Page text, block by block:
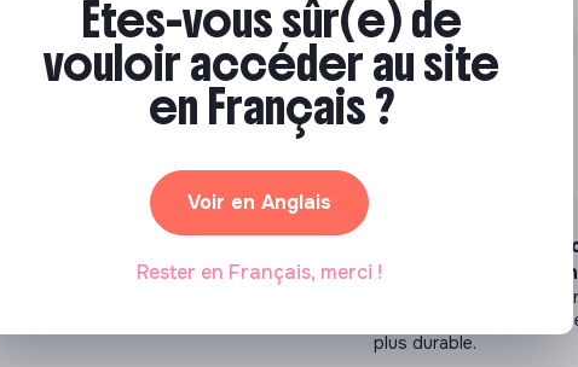
minimum légal en vigueur
Adoptez
Assistant.e en
(stage long ou
France Active
pour bâtir une
plus durable.
Êtes-vous sûr(e) de
vouloir accéder au site
en Français ?
Voir en Anglais
Rester en Français, merci !